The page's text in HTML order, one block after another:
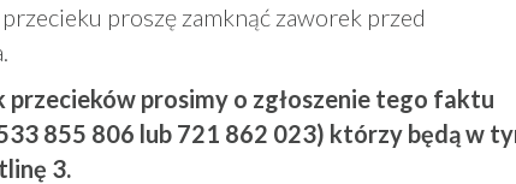
proszę zamknąć zaworek przed
prosimy o zgłoszenie tego faktu
855 806 lub 721 862 023) którzy będą w
3.